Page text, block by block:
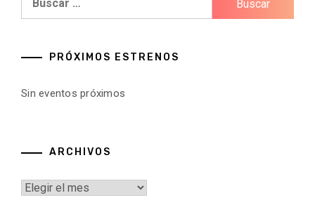
PRÓXIMOS ESTRENOS
Sin eventos próximos
ARCHIVOS
Archivos